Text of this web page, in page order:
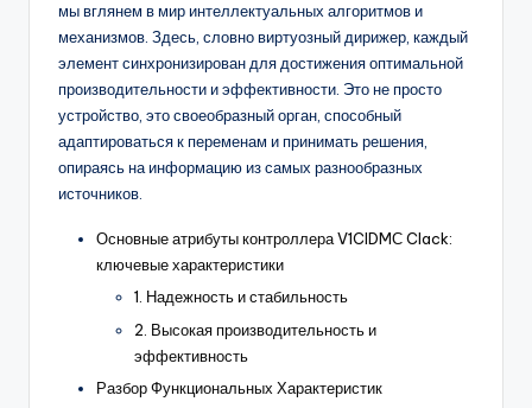
мы вглянем в мир интеллектуальных алгоритмов и
механизмов. Здесь, словно виртуозный дирижер, каждый
элемент синхронизирован для достижения оптимальной
производительности и эффективности. Это не просто
устройство, это своеобразный орган, способный
адаптироваться к переменам и принимать решения,
опираясь на информацию из самых разнообразных
источников.
Основные атрибуты контроллера V1CIDMС Clack:
ключевые характеристики
1. Надежность и стабильность
2. Высокая производительность и
эффективность
Разбор Функциональных Характеристик